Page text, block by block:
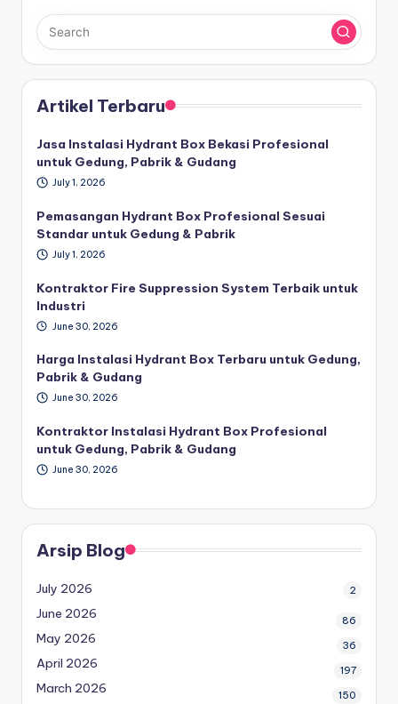
Artikel Terbaru
Jasa Instalasi Hydrant Box Bekasi Profesional
untuk Gedung, Pabrik & Gudang
July 1, 2026
Pemasangan Hydrant Box Profesional Sesuai
Standar untuk Gedung & Pabrik
July 1, 2026
Kontraktor Fire Suppression System Terbaik untuk
Industri
June 30, 2026
Harga Instalasi Hydrant Box Terbaru untuk Gedung,
Pabrik & Gudang
June 30, 2026
Kontraktor Instalasi Hydrant Box Profesional
untuk Gedung, Pabrik & Gudang
June 30, 2026
Arsip Blog
July 2026 2
June 2026 86
May 2026 36
April 2026 197
March 2026 150